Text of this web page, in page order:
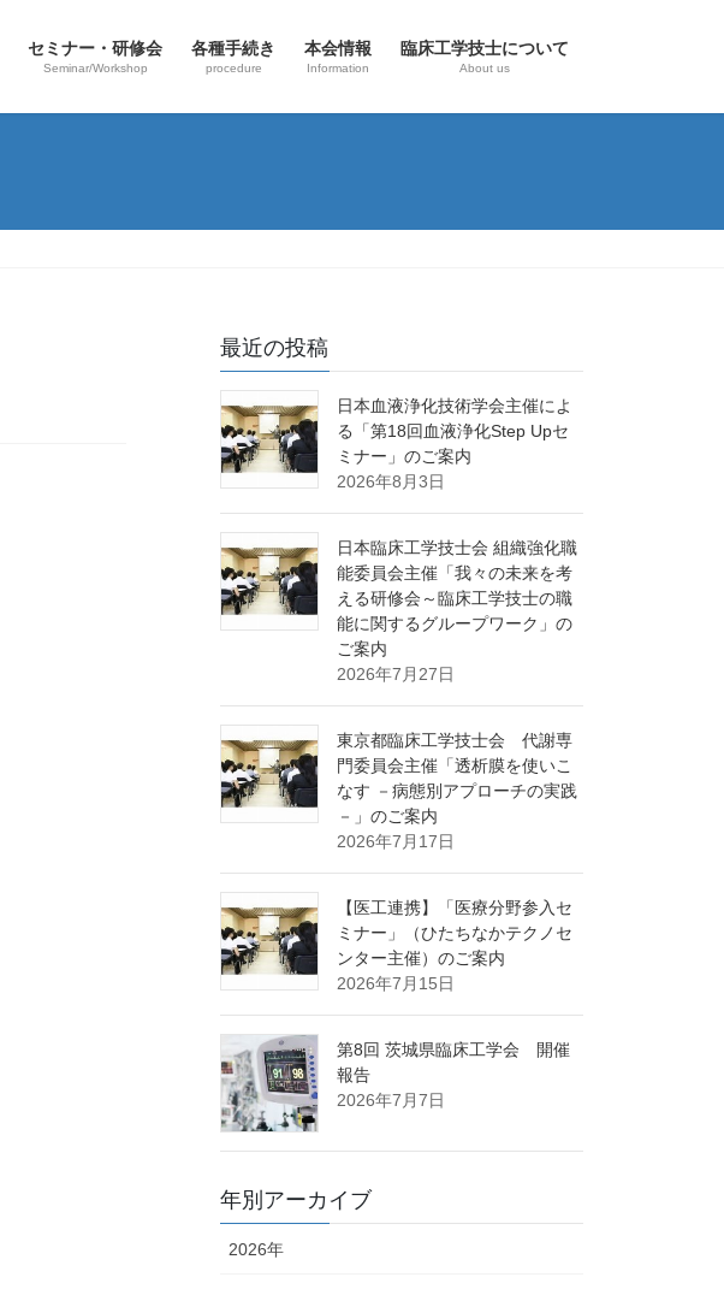
セミナー・研修会
Seminar/Workshop
各種手続き
procedure
本会情報
Information
臨床工学技士について
About us
最近の投稿
日本血液浄化技術学会主催によ
る「第18回血液浄化Step Upセ
ミナー」のご案内
2026年8月3日
日本臨床工学技士会 組織強化職
能委員会主催「我々の未来を考
える研修会～臨床工学技士の職
能に関するグループワーク」の
ご案内
2026年7月27日
東京都臨床工学技士会 代謝専
門委員会主催「透析膜を使いこ
なす －病態別アプローチの実践
－」のご案内
2026年7月17日
【医工連携】「医療分野参入セ
ミナー」（ひたちなかテクノセ
ンター主催）のご案内
2026年7月15日
第8回 茨城県臨床工学会 開催
報告
2026年7月7日
年別アーカイブ
2026年